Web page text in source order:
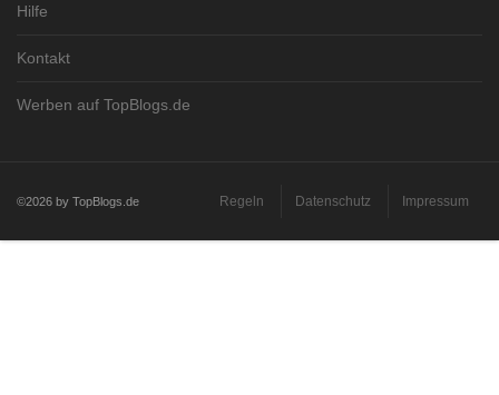
Hilfe
Kontakt
Werben auf TopBlogs.de
©2026 by TopBlogs.de Regeln Datenschutz Impressum